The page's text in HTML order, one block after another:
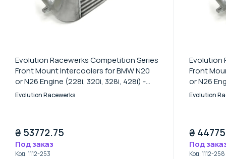
Evolution Racewerks Competition Series
Front Mount Intercoolers for BMW N20
or N26 Engine (228i, 320i, 328i, 428i) -
Brushed / Standard Kit
Evolution Racewerks
₴ 53772.75
Под заказ
Код:1112-253
Evolution
Front
or N26
Type III
Evolution
₴
Под
Код:1112-258